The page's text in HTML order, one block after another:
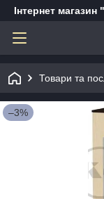
Інтернет
Товари та
–3%